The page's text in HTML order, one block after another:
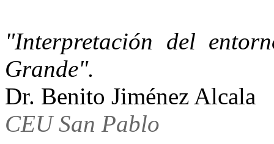
"Interpretación del
Grande".
Dr. Benito
CEU San Pablo